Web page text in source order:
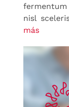
nisl
más